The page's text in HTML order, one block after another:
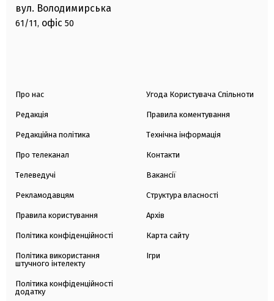
вул. Володимирська
61/11, офіс 50
Про нас
Редакція
Редакційна політика
Про телеканал
Телеведучі
Рекламодавцям
Правила користування
Політика конфіденційності
Політика використання
штучного інтелекту
Політика конфіденційності
додатку
Угода Користувача Спільноти
Правила коментування
Технічна інформація
Контакти
Вакансії
Структура власності
Архів
Карта сайту
Ігри